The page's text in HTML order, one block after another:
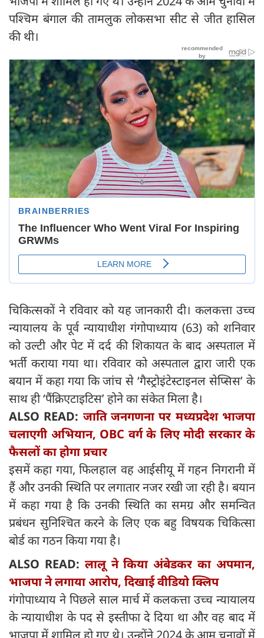
पश्चिम बंगाल की तामलुक लोकसभा सीट से जीत हासिल
की थी।
चिकित्सकों ने रविवार को यह जानकारी दी। कलकत्ता उच्च
न्यायालय के पूर्व न्यायाधीश गंगोपाध्याय (63) को शनिवार
को उल्टी और पेट में दर्द की शिकायत के बाद अस्पताल में
भर्ती कराया गया था। रविवार को अस्पताल द्वारा जारी एक
बयान में कहा गया कि जांच से ‘गैस्ट्रोइंटेस्टाइनल सेप्सिस’ के
साथ ही ‘पैंक्रिएटाइटिस’ होने का संकेत मिला है।
ALSO READ: जाति जनगणना पर मध्यप्रदेश भाजपा
चलाएगी अभियान, OBC वर्ग के लिए मोदी सरकार के
फैसलों का होगा प्रचार
इसमें कहा गया, फिलहाल वह आईसीयू में गहन निगरानी में
हैं और उनकी स्थिति पर लगातार नजर रखी जा रही है। बयान
में कहा गया है कि उनकी स्थिति का समग्र और समन्वित
प्रबंधन सुनिश्चित करने के लिए एक बहु विषयक चिकित्सा
बोर्ड का गठन किया गया है।
ALSO READ: लालू ने किया अंबेडकर का अपमान,
भाजपा ने लगाया आरोप, दिखाई वीडियो क्लिप
गंगोपाध्याय ने पिछले साल मार्च में कलकत्ता उच्च न्यायालय
के न्यायाधीश के पद से इस्तीफा दे दिया था और वह बाद में